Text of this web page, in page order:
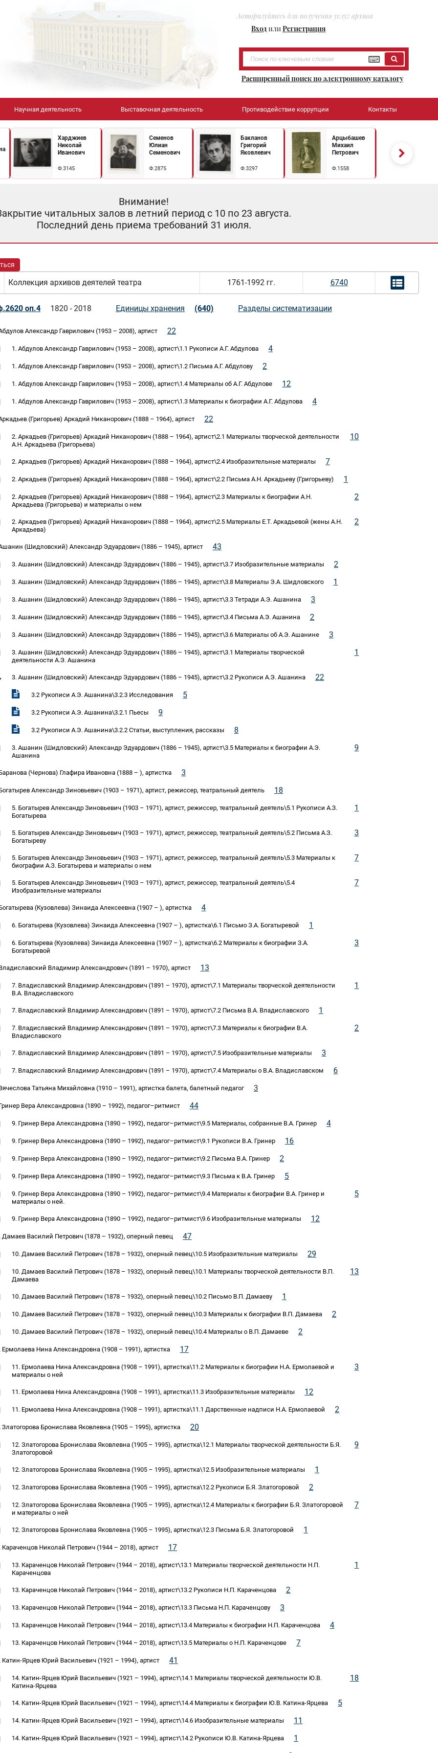
Авторизуйтесь для получения услуг архива
ВходилиРегистрация
Расширенный поиск по электронному каталогу
Научная деятельность Выставочная деятельность Противодействие коррупции Контакты
Харджиев
Николай
Иванович
Ф.3145
Семенов
Юлиан
Семенович
Ф.2875
Бакланов
Григорий
Яковлевич
Ф.3297
Арцыбашев
Михаил
Петрович
Ф.1558
Внимание!
читальных залов в летний период с 10 по 23 августа.
Последний день приема требований 31 июля.
Коллекция архивов деятелей театра 1761-1992 гг. 6740
оп.4 1820 - 2018 Единицы хранения (640) Разделы систематизации
Александр Гаврилович (1953 – 2008), артист 22
1. Абдулов Александр Гаврилович (1953 – 2008), артист\1.1 Рукописи А.Г. Абдулова 4
1. Абдулов Александр Гаврилович (1953 – 2008), артист\1.2 Письма А.Г. Абдулову 2
1. Абдулов Александр Гаврилович (1953 – 2008), артист\1.4 Материалы об А.Г. Абдулове 12
1. Абдулов Александр Гаврилович (1953 – 2008), артист\1.3 Материалы к биографии А.Г. Абдулова 4
(Григорьев) Аркадий Никанорович (1888 – 1964), артист 22
2. Аркадьев (Григорьев) Аркадий Никанорович (1888 – 1964), артист\2.1 Материалы творческой деятельности
А.Н. Аркадьева (Григорьева)
10
2. Аркадьев (Григорьев) Аркадий Никанорович (1888 – 1964), артист\2.4 Изобразительные материалы 7
2. Аркадьев (Григорьев) Аркадий Никанорович (1888 – 1964), артист\2.2 Письма А.Н. Аркадьеву (Григорьеву) 1
2. Аркадьев (Григорьев) Аркадий Никанорович (1888 – 1964), артист\2.3 Материалы к биографии А.Н.
Аркадьева (Григорьева) и материалы о нем
2
2. Аркадьев (Григорьев) Аркадий Никанорович (1888 – 1964), артист\2.5 Материалы Е.Т. Аркадьевой (жены А.Н.
Аркадьева)
2
(Шидловский) Александр Эдуардович (1886 – 1945), артист 43
3. Ашанин (Шидловский) Александр Эдуардович (1886 – 1945), артист\3.7 Изобразительные материалы 2
3. Ашанин (Шидловский) Александр Эдуардович (1886 – 1945), артист\3.8 Материалы Э.А. Шидловского 1
3. Ашанин (Шидловский) Александр Эдуардович (1886 – 1945), артист\3.3 Тетради А.Э. Ашанина 3
3. Ашанин (Шидловский) Александр Эдуардович (1886 – 1945), артист\3.4 Письма А.Э. Ашанина 2
3. Ашанин (Шидловский) Александр Эдуардович (1886 – 1945), артист\3.6 Материалы об А.Э. Ашанине 3
3. Ашанин (Шидловский) Александр Эдуардович (1886 – 1945), артист\3.1 Материалы творческой
деятельности А.Э. Ашанина
1
3. Ашанин (Шидловский) Александр Эдуардович (1886 – 1945), артист\3.2 Рукописи А.Э. Ашанина 22
3.2 Рукописи А.Э. Ашанина\3.2.3 Исследования 5
3.2 Рукописи А.Э. Ашанина\3.2.1 Пьесы 9
3.2 Рукописи А.Э. Ашанина\3.2.2 Статьи, выступления, рассказы 8
3. Ашанин (Шидловский) Александр Эдуардович (1886 – 1945), артист\3.5 Материалы к биографии А.Э.
Ашанина
9
(Чернова) Глафира Ивановна (1888 – ), артистка 3
Александр Зиновьевич (1903 – 1971), артист, режиссер, театральный деятель 18
5. Богатырев Александр Зиновьевич (1903 – 1971), артист, режиссер, театральный деятель\5.1 Рукописи А.З.
Богатырева
1
5. Богатырев Александр Зиновьевич (1903 – 1971), артист, режиссер, театральный деятель\5.2 Письма А.З.
Богатыреву
3
5. Богатырев Александр Зиновьевич (1903 – 1971), артист, режиссер, театральный деятель\5.3 Материалы к
биографии А.З. Богатырева и материалы о нем
7
5. Богатырев Александр Зиновьевич (1903 – 1971), артист, режиссер, театральный деятель\5.4
Изобразительные материалы
7
(Кузовлева) Зинаида Алексеевна (1907 – ), артистка 4
6. Богатырева (Кузовлева) Зинаида Алексеевна (1907 – ), артистка\6.1 Письмо З.А. Богатыревой 1
6. Богатырева (Кузовлева) Зинаида Алексеевна (1907 – ), артистка\6.2 Материалы к биографии З.А.
Богатыревой
3
Владимир Александрович (1891 – 1970), артист 13
7. Владиславский Владимир Александрович (1891 – 1970), артист\7.1 Материалы творческой деятельности
В.А. Владиславского
1
7. Владиславский Владимир Александрович (1891 – 1970), артист\7.2 Письма В.А. Владиславского 1
7. Владиславский Владимир Александрович (1891 – 1970), артист\7.3 Материалы к биографии В.А.
Владиславского
2
7. Владиславский Владимир Александрович (1891 – 1970), артист\7.5 Изобразительные материалы 3
7. Владиславский Владимир Александрович (1891 – 1970), артист\7.4 Материалы о В.А. Владиславском 6
Татьяна Михайловна (1910 – 1991), артистка балета, балетный педагог 3
Вера Александровна (1890 – 1992), педагог–ритмист 44
9. Гринер Вера Александровна (1890 – 1992), педагог–ритмист\9.5 Материалы, собранные В.А. Гринер 4
9. Гринер Вера Александровна (1890 – 1992), педагог–ритмист\9.1 Рукописи В.А. Гринер 16
9. Гринер Вера Александровна (1890 – 1992), педагог–ритмист\9.2 Письма В.А. Гринер 2
9. Гринер Вера Александровна (1890 – 1992), педагог–ритмист\9.3 Письма к В.А. Гринер 5
9. Гринер Вера Александровна (1890 – 1992), педагог–ритмист\9.4 Материалы к биографии В.А. Гринер и
материалы о ней.
5
9. Гринер Вера Александровна (1890 – 1992), педагог–ритмист\9.6 Изобразительные материалы 12
Дамаев Василий Петрович (1878 – 1932), оперный певец 47
10. Дамаев Василий Петрович (1878 – 1932), оперный певец\10.5 Изобразительные материалы 29
10. Дамаев Василий Петрович (1878 – 1932), оперный певец\10.1 Материалы творческой деятельности В.П.
Дамаева
13
10. Дамаев Василий Петрович (1878 – 1932), оперный певец\10.2 Письмо В.П. Дамаеву 1
10. Дамаев Василий Петрович (1878 – 1932), оперный певец\10.3 Материалы к биографии В.П. Дамаева 2
10. Дамаев Василий Петрович (1878 – 1932), оперный певец\10.4 Материалы о В.П. Дамаеве 2
Ермолаева Нина Александровна (1908 – 1991), артистка 17
11. Ермолаева Нина Александровна (1908 – 1991), артистка\11.2 Материалы к биографии Н.А. Ермолаевой и
материалы о ней
3
11. Ермолаева Нина Александровна (1908 – 1991), артистка\11.3 Изобразительные материалы 12
11. Ермолаева Нина Александровна (1908 – 1991), артистка\11.1 Дарственные надписи Н.А. Ермолаевой 2
Златогорова Бронислава Яковлевна (1905 – 1995), артистка 20
12. Златогорова Бронислава Яковлевна (1905 – 1995), артистка\12.1 Материалы творческой деятельности Б.Я.
Златогоровой
9
12. Златогорова Бронислава Яковлевна (1905 – 1995), артистка\12.5 Изобразительные материалы 1
12. Златогорова Бронислава Яковлевна (1905 – 1995), артистка\12.2 Рукописи Б.Я. Златогоровой 2
12. Златогорова Бронислава Яковлевна (1905 – 1995), артистка\12.4 Материалы к биографии Б.Я. Златогоровой
и материалы о ней
7
12. Златогорова Бронислава Яковлевна (1905 – 1995), артистка\12.3 Письма Б.Я. Златогоровой 1
Караченцов Николай Петрович (1944 – 2018), артист 17
13. Караченцов Николай Петрович (1944 – 2018), артист\13.1 Материалы творческой деятельности Н.П.
Караченцова
1
13. Караченцов Николай Петрович (1944 – 2018), артист\13.2 Рукописи Н.П. Караченцова 2
13. Караченцов Николай Петрович (1944 – 2018), артист\13.3 Письма Н.П. Караченцову 3
13. Караченцов Николай Петрович (1944 – 2018), артист\13.4 Материалы к биографии Н.П. Караченцова 4
13. Караченцов Николай Петрович (1944 – 2018), артист\13.5 Материалы о Н.П. Караченцове 7
Катин-Ярцев Юрий Васильевич (1921 – 1994), артист 41
14. Катин-Ярцев Юрий Васильевич (1921 – 1994), артист\14.1 Материалы творческой деятельности Ю.В.
Катина-Ярцева
18
14. Катин-Ярцев Юрий Васильевич (1921 – 1994), артист\14.4 Материалы к биографии Ю.В. Катина-Ярцева 5
14. Катин-Ярцев Юрий Васильевич (1921 – 1994), артист\14.6 Изобразительные материалы 11
14. Катин-Ярцев Юрий Васильевич (1921 – 1994), артист\14.2 Рукописи Ю.В. Катина-Ярцева 1